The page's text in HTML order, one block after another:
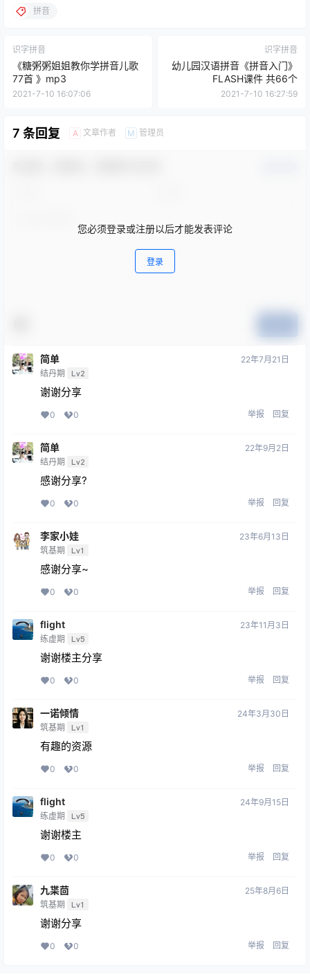
拼音
识字拼音
《糖粥粥姐姐教你学拼音儿歌
77首 》mp3
2021-7-10 16:07:06
识字拼音
幼儿园汉语拼音《拼音入门》
FLASH课件 共66个
2021-7-10 16:27:59
7 条回复 A 文章作者 M 管理员
您必须登录或注册以后才能发表评论
登录
简单
结丹期 Lv2
22年7月21日
谢谢分享
0 0 举报 回复
简单
结丹期 Lv2
22年9月2日
感谢分享?
0 0 举报 回复
李家小娃
筑基期 Lv1
23年6月13日
感谢分享~
0 0 举报 回复
flight
练虚期 Lv5
23年11月3日
谢谢楼主分享
0 0 举报 回复
一诺倾情
筑基期 Lv1
24年3月30日
有趣的资源
0 0 举报 回复
flight
练虚期 Lv5
24年9月15日
谢谢楼主
0 0 举报 回复
九枼茴
筑基期 Lv1
25年8月6日
谢谢分享
0 0 举报 回复